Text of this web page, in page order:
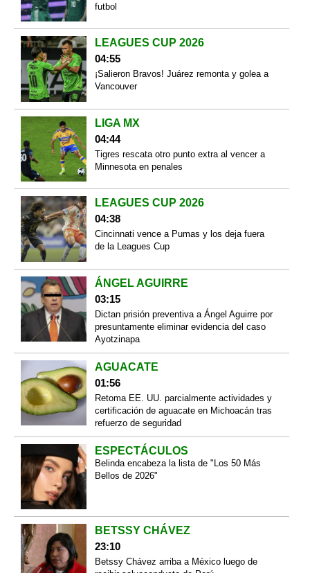
futbol
LEAGUES CUP 2026
04:55
¡Salieron Bravos! Juárez remonta y golea a
Vancouver
LIGA MX
04:44
Tigres rescata otro punto extra al vencer a
Minnesota en penales
LEAGUES CUP 2026
04:38
Cincinnati vence a Pumas y los deja fuera
de la Leagues Cup
ÁNGEL AGUIRRE
03:15
Dictan prisión preventiva a Ángel Aguirre por
presuntamente eliminar evidencia del caso
Ayotzinapa
AGUACATE
01:56
Retoma EE. UU. parcialmente actividades y
certificación de aguacate en Michoacán tras
refuerzo de seguridad
ESPECTÁCULOS
Belinda encabeza la lista de "Los 50 Más
Bellos de 2026"
BETSSY CHÁVEZ
23:10
Betssy Chávez arriba a México luego de